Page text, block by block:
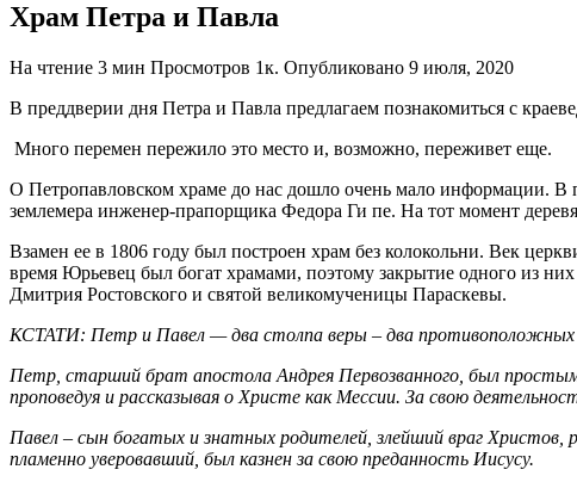
Храм Петра и Павла
На чтение 3 мин Просмотров 1к. Опубликовано 9 июля, 2020
В преддверии дня Петра и Павла предлагаем познакомиться с
Много перемен пережило это место и, возможно, переживет еще.
О Петропавловском храме до нас дошло очень мало информации. В
землемера инженер-прапорщика Федора Ги пе. На тот момент
Взамен ее в 1806 году был построен храм без колокольни. Век
время Юрьевец был богат храмами, поэтому закрытие одного из
Дмитрия Ростовского и святой великомученицы Параскевы.
КСТАТИ: Петр и Павел — два столпа веры – два противоположных
Петр, старший брат апостола Андрея Первозванного, был
проповедуя и рассказывая о Христе как Мессии. За свою
Павел – сын богатых и знатных родителей, злейший враг Христов,
пламенно уверовавший, был казнен за свою преданность Иисусу.